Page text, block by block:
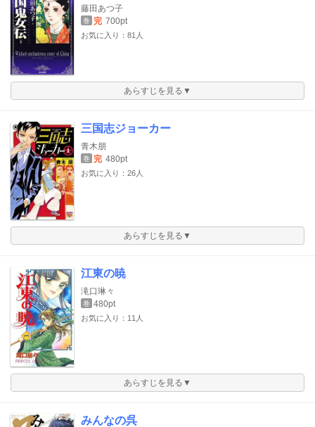
藤田あつ子
巻 完 700pt
お気に入り：81人
あらすじを見る▼
三国志ジョーカー
青木朋
巻 完 480pt
お気に入り：26人
あらすじを見る▼
江東の暁
滝口琳々
巻 480pt
お気に入り：11人
あらすじを見る▼
みんなの呉